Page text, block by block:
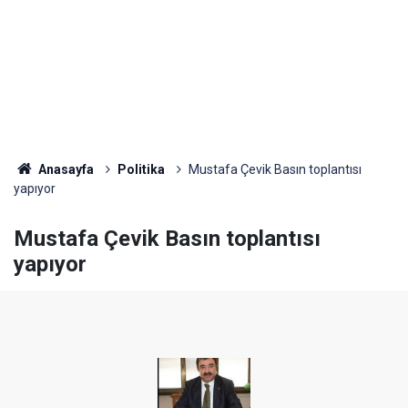
Anasayfa Politika
Mustafa Çevik Basın toplantısı
yapıyor
Mustafa Çevik Basın toplantısı
yapıyor